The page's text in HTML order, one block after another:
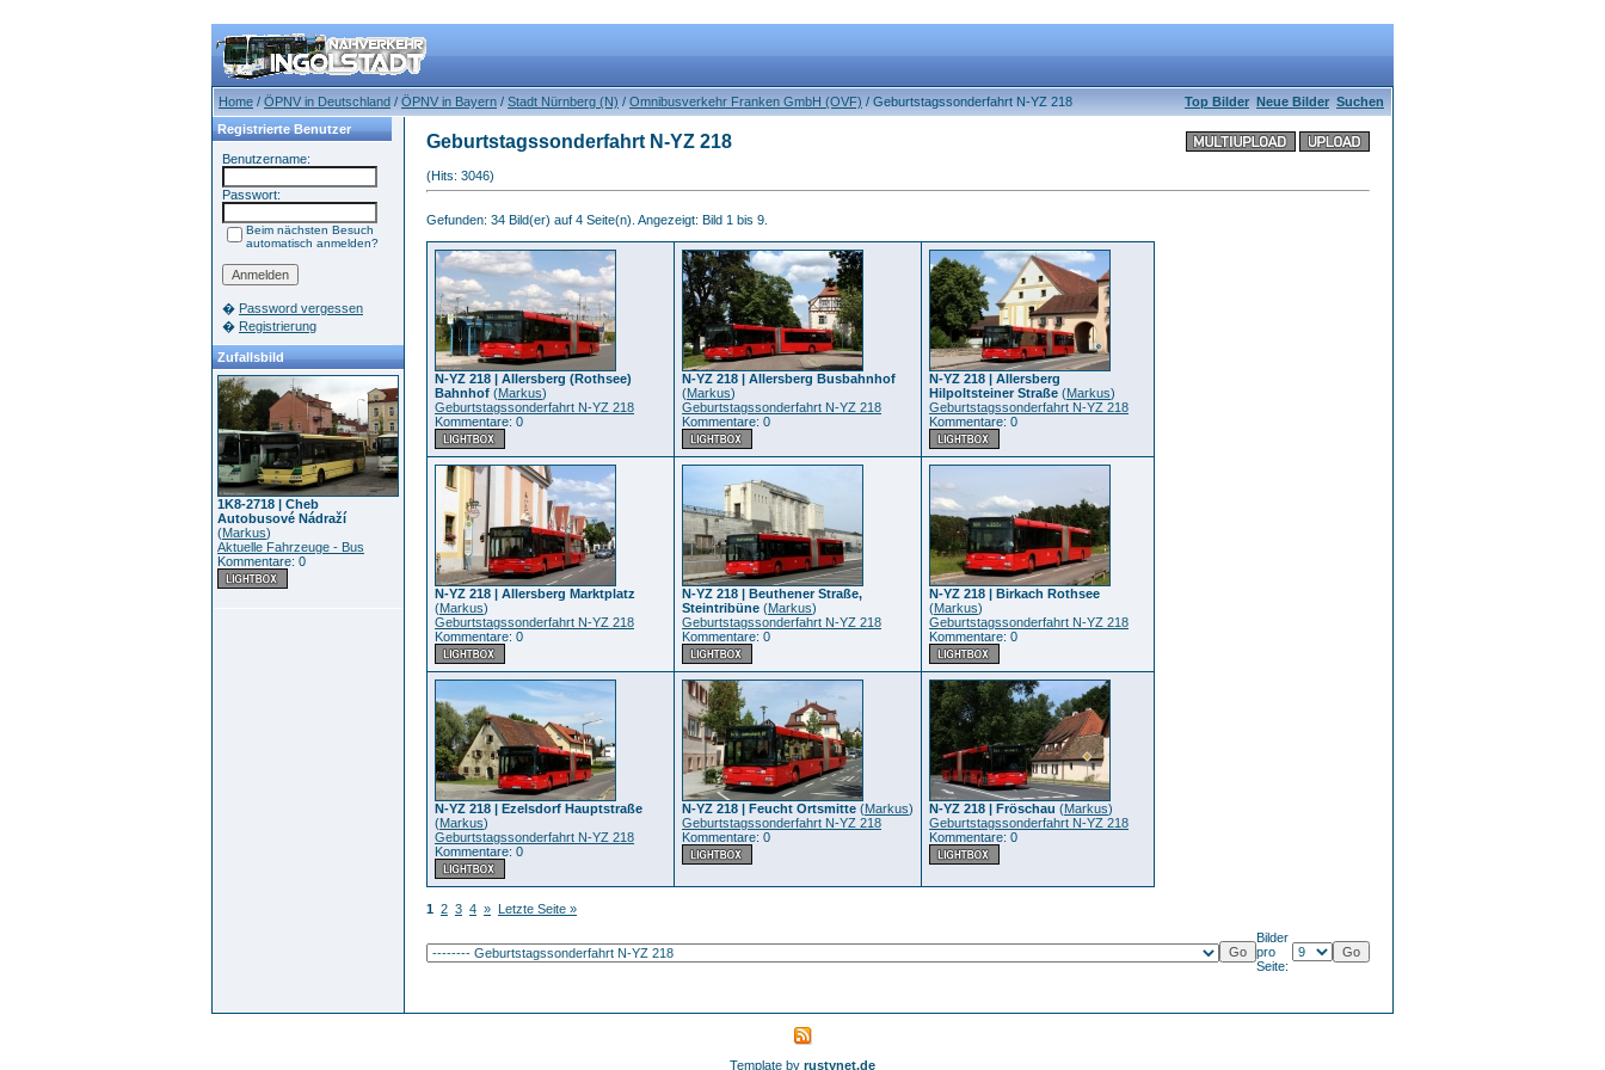
Home / ÖPNV in Deutschland / ÖPNV in Bayern / Stadt Nürnberg (N) / Omnibusverkehr Franken GmbH (OVF) / Geburtstagssonderfahrt N-YZ 218 Top Bilder Neue Bilder Suchen
Registrierte Benutzer
Benutzername:
Passwort:
Beim nächsten Besuch
automatisch anmelden?
� Password vergessen
� Registrierung
Zufallsbild
1K8-2718 | Cheb
Autobusové Nádraží
(Markus)
Aktuelle Fahrzeuge - Bus
Kommentare: 0
Geburtstagssonderfahrt N-YZ 218
(Hits: 3046)
Gefunden: 34 Bild(er) auf 4 Seite(n). Angezeigt: Bild 1 bis 9.
N-YZ 218 | Allersberg (Rothsee)
Bahnhof (Markus)
Geburtstagssonderfahrt N-YZ 218
Kommentare: 0
N-YZ 218 | Allersberg Busbahnhof
(Markus)
Geburtstagssonderfahrt N-YZ 218
Kommentare: 0
N-YZ 218 | Allersberg
Hilpoltsteiner Straße (Markus)
Geburtstagssonderfahrt N-YZ 218
Kommentare: 0
N-YZ 218 | Allersberg Marktplatz
(Markus)
Geburtstagssonderfahrt N-YZ 218
Kommentare: 0
N-YZ 218 | Beuthener Straße,
Steintribüne (Markus)
Geburtstagssonderfahrt N-YZ 218
Kommentare: 0
N-YZ 218 | Birkach Rothsee
(Markus)
Geburtstagssonderfahrt N-YZ 218
Kommentare: 0
N-YZ 218 | Ezelsdorf Hauptstraße
(Markus)
Geburtstagssonderfahrt N-YZ 218
Kommentare: 0
N-YZ 218 | Feucht Ortsmitte (Markus)
Geburtstagssonderfahrt N-YZ 218
Kommentare: 0
N-YZ 218 | Fröschau (Markus)
Geburtstagssonderfahrt N-YZ 218
Kommentare: 0
1 2 3 4 » Letzte Seite »
Bilder
pro
Seite:
Template by rustynet.de